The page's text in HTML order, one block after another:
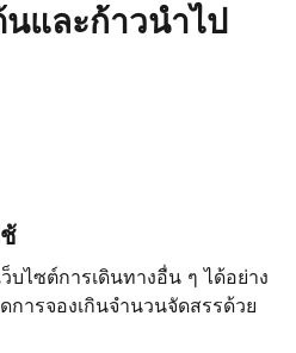
นและก้าวนำไป
ไซต์การเดินทางอื่น ๆ ได้อย่าง
การจองเกินจำนวนจัดสรรด้วย